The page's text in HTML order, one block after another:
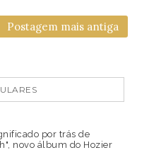
Postagem mais antiga
por trás de
novo álbum do Hozier